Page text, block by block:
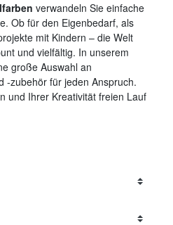
verwandeln Sie einfache
Ob für den Eigenbedarf, als
mit Kindern – die Welt
und vielfältig. In unserem
große Auswahl an
-zubehör für jeden Anspruch.
und Ihrer Kreativität freien Lauf